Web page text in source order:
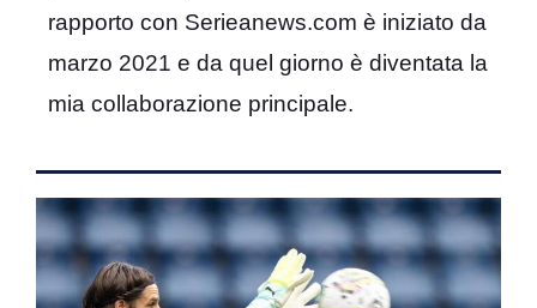
rapporto con Serieanews.com è iniziato da
marzo 2021 e da quel giorno è diventata la
mia collaborazione principale.